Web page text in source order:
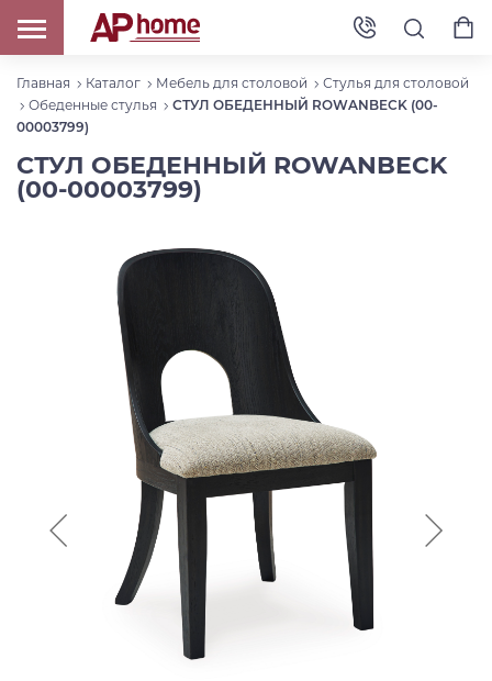
Главная Каталог Мебель для столовой
Стулья для столовой
Обеденные стулья
СТУЛ ОБЕДЕННЫЙ ROWANBECK (00-
00003799)
СТУЛ ОБЕДЕННЫЙ ROWANBECK
(00-00003799)